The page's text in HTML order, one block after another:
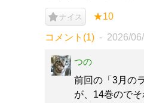
ナイス ★10
コメント(1) 2026/06/
つの
前回の「3月の
が、14巻ので